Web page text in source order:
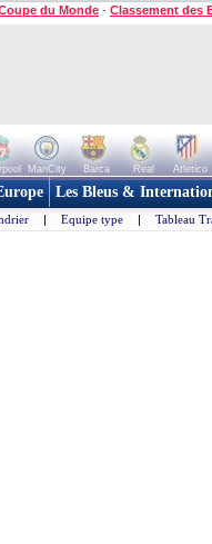
du Monde - Classement des
ManCity Barca Real Atletico
Les Bleus &
| Equipe type | Tableau